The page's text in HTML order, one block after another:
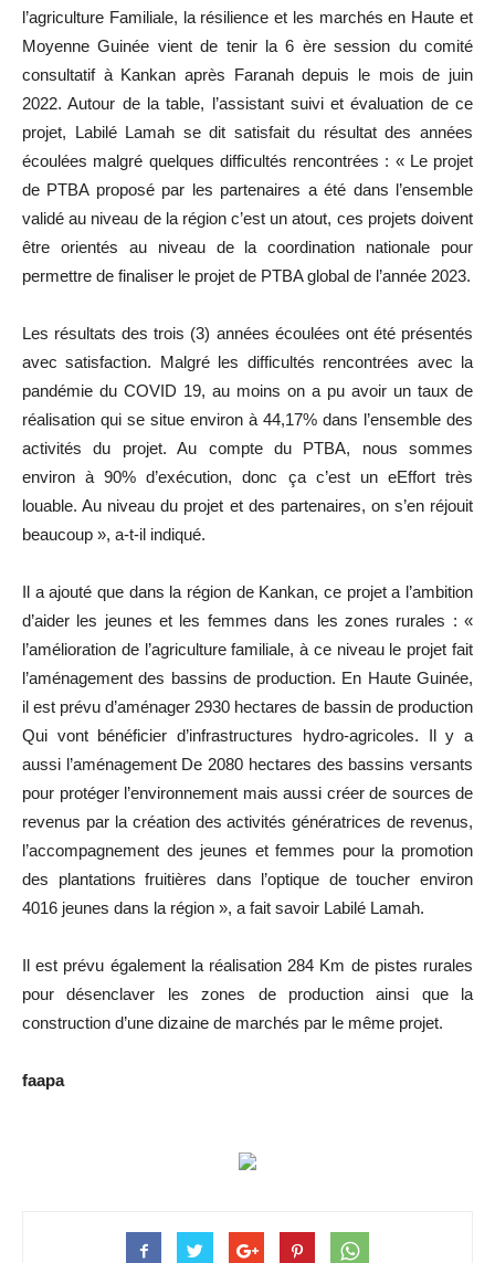
l’agriculture Familiale, la résilience et les marchés en Haute et
Moyenne Guinée vient de tenir la 6 ère session du comité
consultatif à Kankan après Faranah depuis le mois de juin
2022. Autour de la table, l’assistant suivi et évaluation de ce
projet, Labilé Lamah se dit satisfait du résultat des années
écoulées malgré quelques difficultés rencontrées : « Le projet
de PTBA proposé par les partenaires a été dans l’ensemble
validé au niveau de la région c’est un atout, ces projets doivent
être orientés au niveau de la coordination nationale pour
permettre de finaliser le projet de PTBA global de l’année 2023.
Les résultats des trois (3) années écoulées ont été présentés
avec satisfaction. Malgré les difficultés rencontrées avec la
pandémie du COVID 19, au moins on a pu avoir un taux de
réalisation qui se situe environ à 44,17% dans l’ensemble des
activités du projet. Au compte du PTBA, nous sommes
environ à 90% d’exécution, donc ça c’est un eEffort très
louable. Au niveau du projet et des partenaires, on s’en réjouit
beaucoup », a-t-il indiqué.
Il a ajouté que dans la région de Kankan, ce projet a l’ambition
d’aider les jeunes et les femmes dans les zones rurales : «
l’amélioration de l’agriculture familiale, à ce niveau le projet fait
l’aménagement des bassins de production. En Haute Guinée,
il est prévu d’aménager 2930 hectares de bassin de production
Qui vont bénéficier d’infrastructures hydro-agricoles. Il y a
aussi l’aménagement De 2080 hectares des bassins versants
pour protéger l’environnement mais aussi créer de sources de
revenus par la création des activités génératrices de revenus,
l’accompagnement des jeunes et femmes pour la promotion
des plantations fruitières dans l’optique de toucher environ
4016 jeunes dans la région », a fait savoir Labilé Lamah.
Il est prévu également la réalisation 284 Km de pistes rurales
pour désenclaver les zones de production ainsi que la
construction d’une dizaine de marchés par le même projet.
faapa